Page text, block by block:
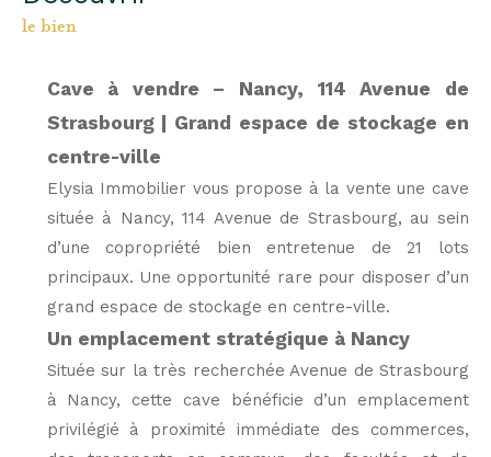
le bien
Cave à vendre – Nancy, 114 Avenue de
Strasbourg | Grand espace de stockage en
centre-ville
Elysia Immobilier vous propose à la vente une cave
située à Nancy, 114 Avenue de Strasbourg, au sein
d’une copropriété bien entretenue de 21 lots
principaux. Une opportunité rare pour disposer d’un
grand espace de stockage en centre-ville.
Un emplacement stratégique à Nancy
Située sur la très recherchée Avenue de Strasbourg
à Nancy, cette cave bénéficie d’un emplacement
privilégié à proximité immédiate des commerces,